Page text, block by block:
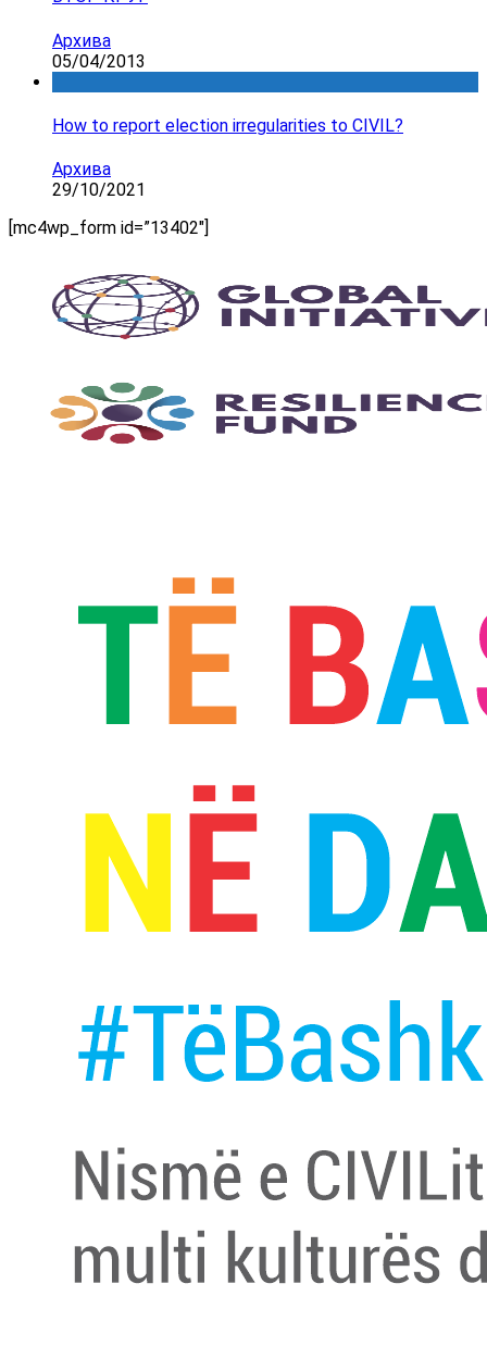
Архива
05/04/2013
How to report election irregularities to CIVIL?
Архива
29/10/2021
[mc4wp_form id=”13402″]